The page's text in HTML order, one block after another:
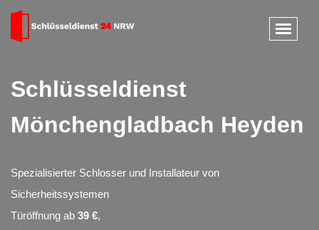
Schlüsseldienst
Mönchengladbach Heyden
Spezialisierter Schlosser und Installateur von
Sicherheitssystemen
Türöffnung ab 39 €,